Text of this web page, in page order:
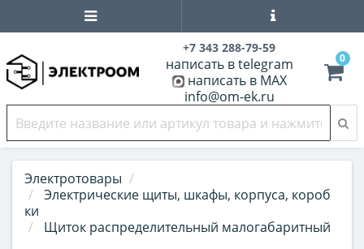
+7 343 288-79-59
написать в telegram
написать в MAX
info@om-ek.ru
0
Электротовары
Электрические щиты, шкафы, корпуса, короб
ки
Щиток распределительный малогабаритный